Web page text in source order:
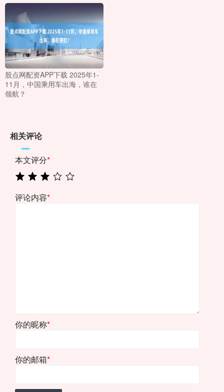
股点网配资APP下载 2025年1-
11月，中国乘用车出海，谁在
领航？
相关评论
本文评分*
评论内容*
你的昵称*
你的邮箱*